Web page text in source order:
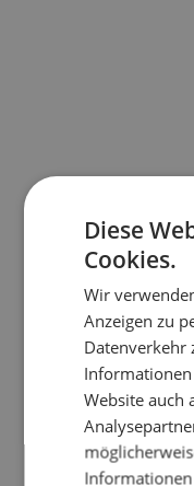
Diese
Cookies.
Wir
Anzeigen zu
Datenverkehr
Website auch